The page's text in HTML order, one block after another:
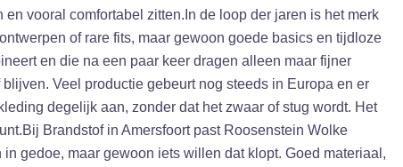
vooral comfortabel zitten.In de loop der jaren is het merk
of rare fits, maar gewoon goede basics en tijdloze
en die na een paar keer dragen alleen maar fijner
Veel productie gebeurt nog steeds in Europa en er
degelijk aan, zonder dat het zwaar of stug wordt. Het
Brandstof in Amersfoort past Roosenstein Wolke
gedoe, maar gewoon iets willen dat klopt. Goed materiaal,